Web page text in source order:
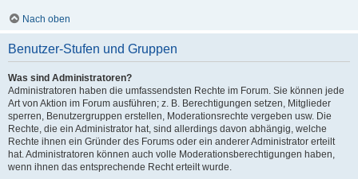
Nach oben
Benutzer-Stufen und Gruppen
Was sind Administratoren?
Administratoren haben die umfassendsten Rechte im Forum. Sie können jede
Art von Aktion im Forum ausführen; z. B. Berechtigungen setzen, Mitglieder
sperren, Benutzergruppen erstellen, Moderationsrechte vergeben usw. Die
Rechte, die ein Administrator hat, sind allerdings davon abhängig, welche
Rechte ihnen ein Gründer des Forums oder ein anderer Administrator erteilt
hat. Administratoren können auch volle Moderationsberechtigungen haben,
wenn ihnen das entsprechende Recht erteilt wurde.